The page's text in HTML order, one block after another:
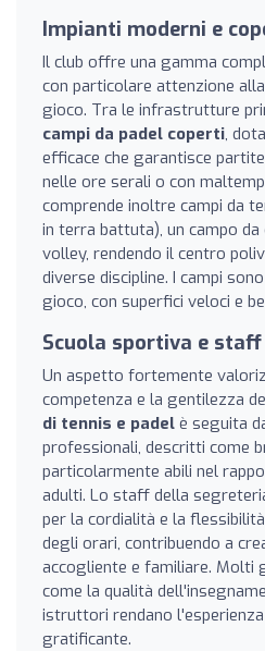
Impianti moderni e
Il club offre una gamma
con particolare attenzione
gioco. Tra le infrastrutture
campi da padel coperti,
efficace che garantisce
nelle ore serali o con
comprende inoltre campi da
in terra battuta), un campo da
volley, rendendo il centro
diverse discipline. I campi
gioco, con superfici veloci e
Scuola sportiva e
Un aspetto fortemente
competenza e la gentilezza
di tennis e padel è seguita
professionali, descritti come
particolarmente abili nel
adulti. Lo staff della
per la cordialità e la
degli orari, contribuendo a
accogliente e familiare. Molti
come la qualità
istruttori rendano
gratificante.